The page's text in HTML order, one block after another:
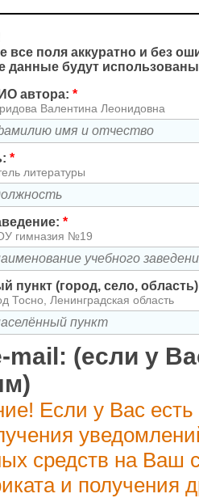
все поля аккуратно и без
данные будут
автора: *
Валентина Леонидовна
*
литературы
*
гимназия №19
пункт (город, село,
Тосно, Ленинградская область
(если у
Если у Вас
средств на Ваш
и получения